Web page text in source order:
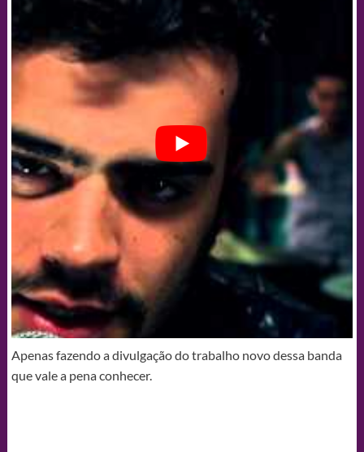
Apenas fazendo a divulgação do trabalho novo dessa banda
que vale a pena conhecer.